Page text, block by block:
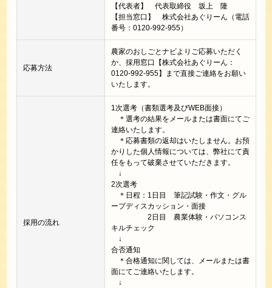
【代表者】 代表取締役 坂上 隆
【担当窓口】 株式会社あぐりーん（電話
番号：0120-992-955）
応募方法
農家のおしごとナビよりご応募いただく
か、採用窓口【株式会社あぐりーん：
0120-992-955】まで直接ご連絡をお願い
いたします。
採用の流れ
1次選考（書類選考及びWEB面接）
＊選考の結果をメールまたは書面にてご
連絡いたします。
＊応募書類の返却はいたしません。お預
かりした個人情報については、弊社にて責
任をもって破棄させていただきます。
↓
2次選考
＊日程：1日目 筆記試験・作文・グル
ープディスカッション・面接
2日目 農業体験・パソコンス
キルチェック
↓
合否通知
＊合格通知に関しては、メールまたは書
面にてご連絡いたします。
↓